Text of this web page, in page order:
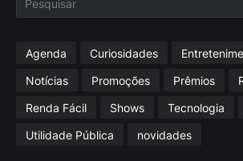
Agenda Curiosidades
Notícias
Promoções Prêmios
Renda Fácil
Shows Tecnologia
Utilidade Pública
novidades